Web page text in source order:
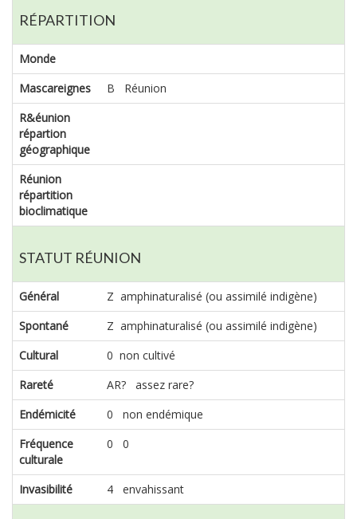
RÉPARTITION
Monde
Mascareignes
B Réunion
R&éunion
répartion
géographique
Réunion
répartition
bioclimatique
STATUT RÉUNION
Général
Z amphinaturalisé (ou assimilé indigène)
Spontané
Z amphinaturalisé (ou assimilé indigène)
Cultural
0 non cultivé
Rareté
AR? assez rare?
Endémicité
0 non endémique
Fréquence
culturale
0 0
Invasibilité 4 envahissant